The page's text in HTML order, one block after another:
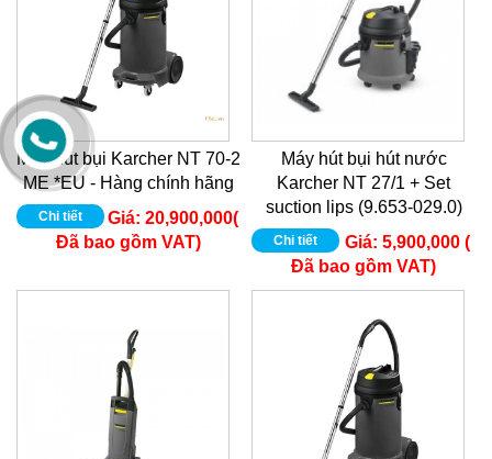
Máy hút bụi Karcher NT 70-2
ME *EU - Hàng chính hãng
Chi tiết Giá: 20,900,000(
Đã bao gồm VAT)
Máy hút bụi hút nước
Karcher NT 27/1 + Set
suction lips (9.653-029.0)
Chi tiết Giá: 5,900,000 (
Đã bao gồm VAT)